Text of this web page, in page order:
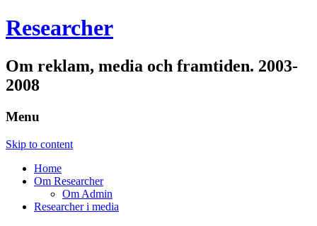
Researcher
Om reklam, media och framtiden. 2003-
2008
Menu
Skip to content
Home
Om Researcher
Om Admin
Researcher i media